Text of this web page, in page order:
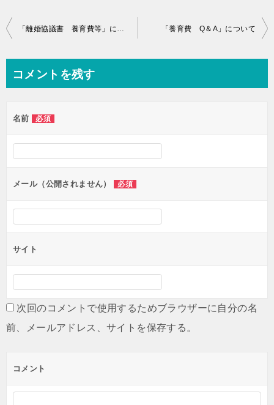
投
ビ
ー
シ
ン
「離婚協議書 養育費等」について 「養育費 Q＆A」について
コメントを残す
名前 必須
メール（公開されません） 必須
サイト
次回のコメントで使用するためブラウザーに自分の名
前、メールアドレス、サイトを保存する。
コメント